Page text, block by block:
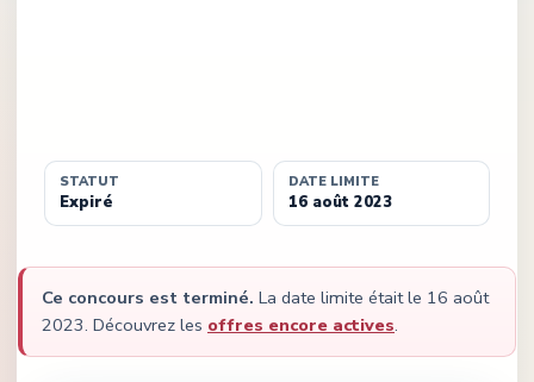
STATUT
Expiré
DATE LIMITE
16 août 2023
Ce concours est terminé. La date limite était le 16 août
2023. Découvrez les offres encore actives.